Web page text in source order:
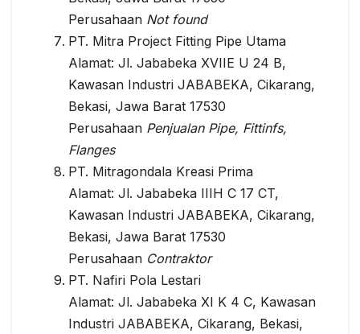
Perusahaan Not found
PT. Mitra Project Fitting Pipe Utama
Alamat: Jl. Jababeka XVIIE U 24 B,
Kawasan Industri JABABEKA, Cikarang,
Bekasi, Jawa Barat 17530
Perusahaan Penjualan Pipe, Fittinfs,
Flanges
PT. Mitragondala Kreasi Prima
Alamat: Jl. Jababeka IIIH C 17 CT,
Kawasan Industri JABABEKA, Cikarang,
Bekasi, Jawa Barat 17530
Perusahaan Contraktor
PT. Nafiri Pola Lestari
Alamat: Jl. Jababeka XI K 4 C, Kawasan
Industri JABABEKA, Cikarang, Bekasi,